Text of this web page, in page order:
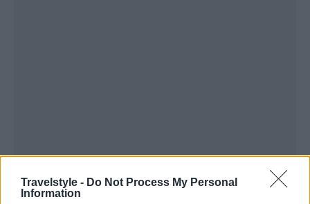
Travelstyle - Do Not Process My Personal
Information